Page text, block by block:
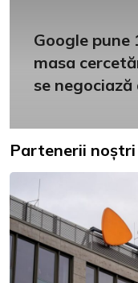
Google pune
masa
se negociază
Partenerii noștri